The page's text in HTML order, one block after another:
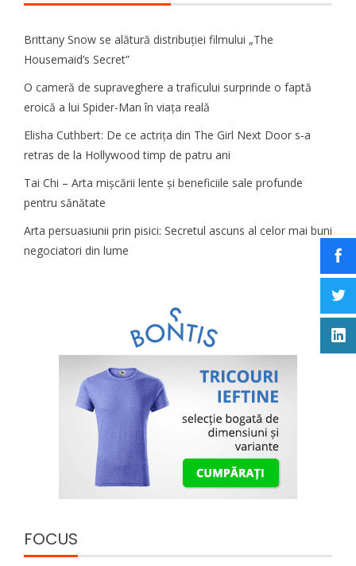
Brittany Snow se alătură distribuției filmului „The
Housemaid’s Secret”
O cameră de supraveghere a traficului surprinde o faptă
eroică a lui Spider-Man în viața reală
Elisha Cuthbert: De ce actrița din The Girl Next Door s‑a
retras de la Hollywood timp de patru ani
Tai Chi – Arta mișcării lente și beneficiile sale profunde
pentru sănătate
Arta persuasiunii prin pisici: Secretul ascuns al celor mai buni
negociatori din lume
FOCUS